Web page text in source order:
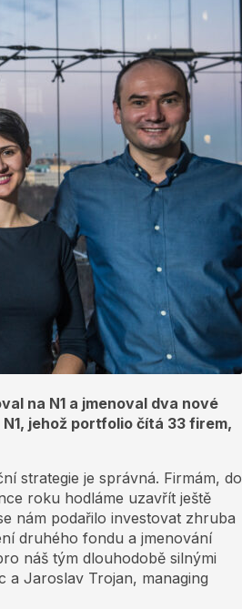
na N1 a jmenoval dva nové
jehož portfolio čítá 33 firem,
strategie je správná. Firmám, do
roku hodláme uzavřít ještě
nám podařilo investovat zhruba
druhého fondu a jmenování
náš tým dlouhodobě silnými
a Jaroslav Trojan, managing